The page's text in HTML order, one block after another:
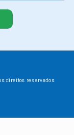
direitos reservados